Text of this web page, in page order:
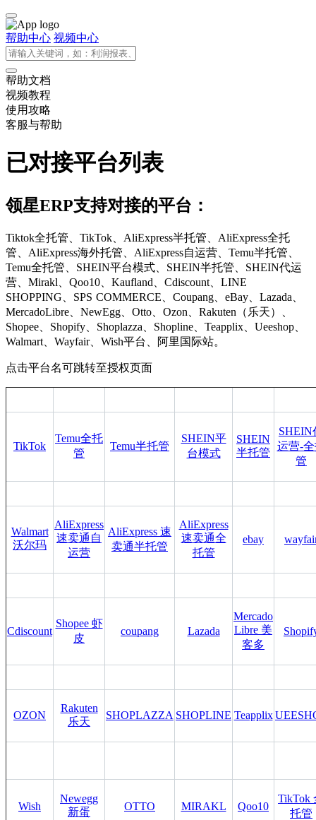
帮助中心 视频中心
帮助文档
视频教程
使用攻略
客服与帮助
已对接平台列表
领星ERP支持对接的平台：
Tiktok全托管、TikTok、AliExpress半托管、AliExpress全托
管、AliExpress海外托管、AliExpress自运营、Temu半托管、
Temu全托管、SHEIN平台模式、SHEIN半托管、SHEIN代运
营、Mirakl、Qoo10、Kaufland、Cdiscount、LINE
SHOPPING、SPS COMMERCE、Coupang、eBay、Lazada、
MercadoLibre、NewEgg、Otto、Ozon、Rakuten（乐天）、
Shopee、Shopify、Shoplazza、Shopline、Teapplix、Ueeshop、
Walmart、Wayfair、Wish平台、阿里国际站。
点击平台名可跳转至授权页面
TikTok
Temu全托
管
Temu半托管
SHEIN平
台模式
SHEIN
半托管
SHEIN
运营-
管
Walmart
沃尔玛
AliExpress
速卖通自
运营
AliExpress 速
卖通半托管
AliExpress
速卖通全
托管
ebay
Cdiscount
Shopee 虾
皮
coupang Lazada
Mercado
Libre 美
客多
OZON
Rakuten
乐天
SHOPLAZZA SHOPLINE Teapplix
Wish
Newegg
新蛋
OTTO MIRAKL Qoo10
TikTok
托管